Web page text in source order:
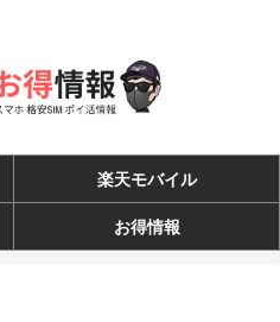
楽天モバイル
お得情報